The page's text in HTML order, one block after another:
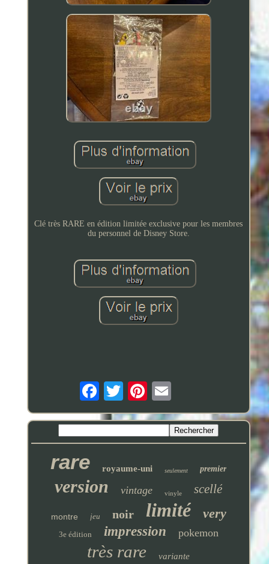
Clé très RARE en édition limitée exclusive pour les membres
du personnel de Disney Store.
rare royaume-uni seulement premier
version vintage vinyle scellé
montre jeu noir limité very
3e édition impression pokemon
très rare variante